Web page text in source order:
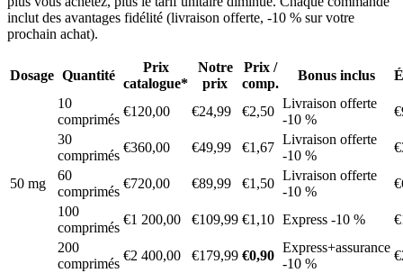
inclut des avantages fidélité (livraison offerte, -10 % sur votre
prochain achat).
Dosage Quantité
Prix
catalogue*
Notre
prix
Prix /
comp.
Bonus inclus
50 mg
10
comprimés
€120,00 €24,99 €2,50
Livraison offerte
-10 %
30
comprimés
€360,00 €49,99 €1,67
Livraison offerte
-10 %
60
comprimés
€720,00 €89,99 €1,50
Livraison offerte
-10 %
100
comprimés
€1 200,00 €109,99 €1,10 Express -10 %
200
comprimés
€2 400,00 €179,99 €0,90
Express+assurance
-10 %